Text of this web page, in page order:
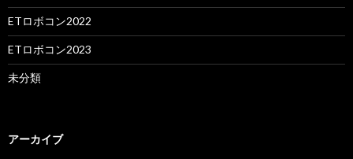
ETロボコン2022
ETロボコン2023
未分類
アーカイブ